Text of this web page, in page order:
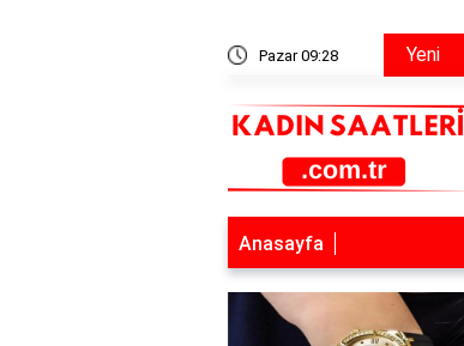
Pazar 09:28 Yeni
samurayların rolü neydi?
Anasayfa